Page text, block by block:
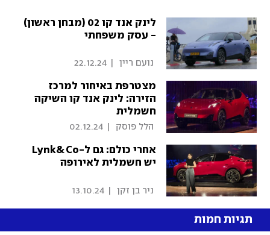
לינק אנד קו 02 (מבחן ראשון)
- עסק משפחתי
נועם ריין 22.12.24
מצטרפת באיחור למרכז
הזירה: לינק אנד קו השיקה
חשמלית
הלל פוסק 02.12.24
אחרי כולם: גם ל-Lynk&Co
יש חשמלית לאירופה
ניר בן זקן 13.10.24
תגיות חמות